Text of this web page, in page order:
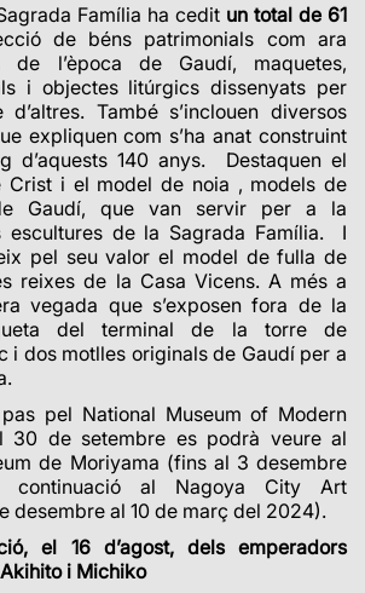
Família ha cedit un total de 61
de béns patrimonials com ara
de l’època de Gaudí, maquetes,
i objectes litúrgics dissenyats per
d’altres. També s’inclouen diversos
expliquen com s’ha anat construint
d’aquests 140 anys. Destaquen el
Crist i el model de noia , models de
Gaudí, que van servir per a la
escultures de la Sagrada Família. I
pel seu valor el model de fulla de
reixes de la Casa Vicens. A més a
vegada que s’exposen fora de la
del terminal de la torre de
i dos motlles originals de Gaudí per a
pel National Museum of Modern
30 de setembre es podrà veure al
de Moriyama (fins al 3 desembre
al Nagoya City Art
desembre al 10 de març del 2024).
el 16 d’agost, dels emperadors
i Michiko